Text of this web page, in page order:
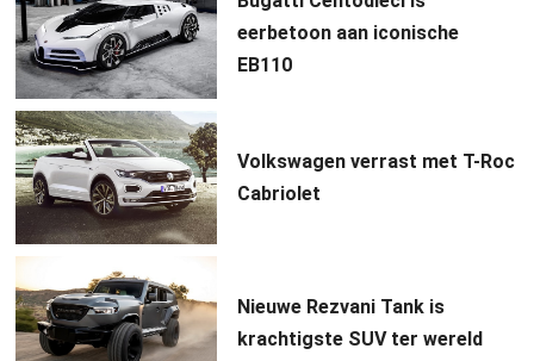
eerbetoon aan iconische
EB110
Volkswagen verrast met T-Roc
Cabriolet
Nieuwe Rezvani Tank is
krachtigste SUV ter wereld